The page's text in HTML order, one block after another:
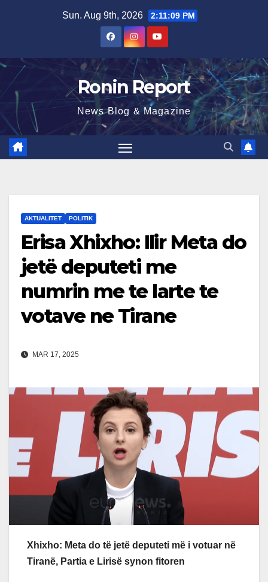
Sun. Aug 9th, 2026 2:11:10 PM
Ronin Report
News Blog & Magazine
AKTUALITET POLITIK
Erisa Xhixho: Ilir Meta do
jetë deputeti me
numrin me te larte te
votave ne Tirane
MAR 17, 2025
Xhixho: Meta do të jetë deputeti më i votuar në
Tiranë, Partia e Lirisë synon fitoren